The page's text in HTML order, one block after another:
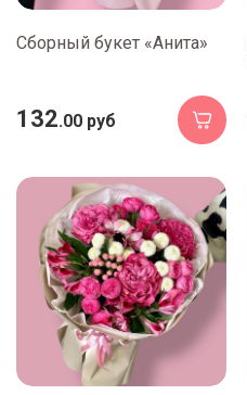
Сборный букет «Анита»
132.00 руб